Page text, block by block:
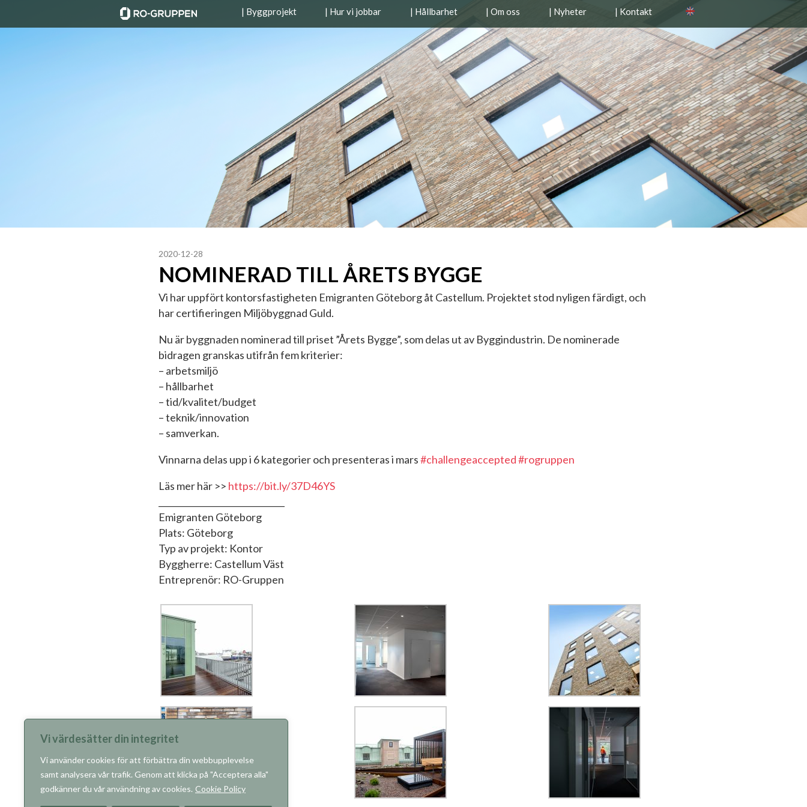
Vi värdesätter din integritet
Vi använder cookies för att förbättra din webbupplevelse
samt analysera vår trafik. Genom att klicka på "Acceptera alla"
godkänner du vår användning av cookies. Cookie Policy
| Byggprojekt | Hur vi jobbar | Hållbarhet | Om oss | Nyheter | Kontakt
2020-12-28
NOMINERAD TILL ÅRETS BYGGE
Vi har uppfört kontorsfastigheten Emigranten Göteborg åt Castellum. Projektet stod nyligen färdigt, och
har certifieringen Miljöbyggnad Guld.
Nu är byggnaden nominerad till priset ”Årets Bygge”, som delas ut av Byggindustrin. De nominerade
bidragen granskas utifrån fem kriterier:
– arbetsmiljö
– hållbarhet
– tid/kvalitet/budget
– teknik/innovation
– samverkan.
Vinnarna delas upp i 6 kategorier och presenteras i mars#challengeaccepted#rogruppen
Läs mer här >> https://bit.ly/37D46YS
Emigranten Göteborg
Plats: Göteborg
Typ av projekt: Kontor
Byggherre: Castellum Väst
Entreprenör: RO-Gruppen